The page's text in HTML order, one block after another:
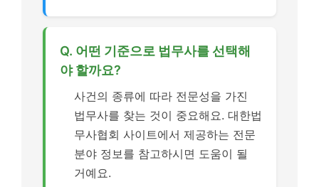
Q. 어떤 기준으로 법무사를 선택해
야 할까요?
사건의 종류에 따라 전문성을 가진
법무사를 찾는 것이 중요해요. 대한법
무사협회 사이트에서 제공하는 전문
분야 정보를 참고하시면 도움이 될
거예요.